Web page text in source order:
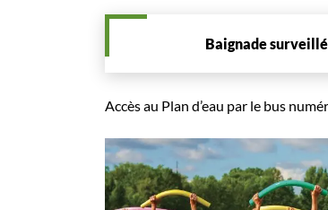
Baignade
Accès au Plan d’eau par le bus